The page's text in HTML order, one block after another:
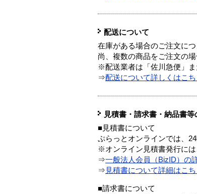
配送について
在庫がある場合のご注文に
尚、複数の商品をご注文の
※配送業者は「佐川急便」
⇒配送について詳しくはこち
見積書・請求書・納品書
■見積書について
ぷらっとオンラインでは、
※オンライン見積書発行には
⇒一般法人会員（BizID）の
⇒ 見積書について詳細はこち
■請求書について